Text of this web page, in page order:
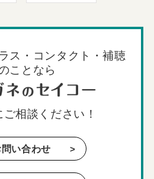
ス・コンタクト・補聴
ことなら
相談ください！
問い合わせ